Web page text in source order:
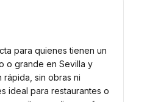
para quienes tienen un
o grande en Sevilla y
rápida, sin obras ni
ideal para restaurantes o